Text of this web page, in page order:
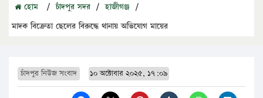
হোম / চাঁদপুর সদর / হাজীগঞ্জ /
মাদক বিক্রেতা ছেলের বিরুদ্ধে থানায় অভিযোগ মায়ের
চাঁদপুর নিউজ সংবাদ ১০ অক্টোবার ২০২৫, ১৭:০৯